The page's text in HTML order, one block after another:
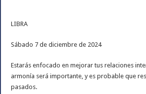
LIBRA
Sábado 7 de diciembre de 2024
Estarás enfocado en mejorar tus relaciones
armonía será importante, y es probable que
pasados.